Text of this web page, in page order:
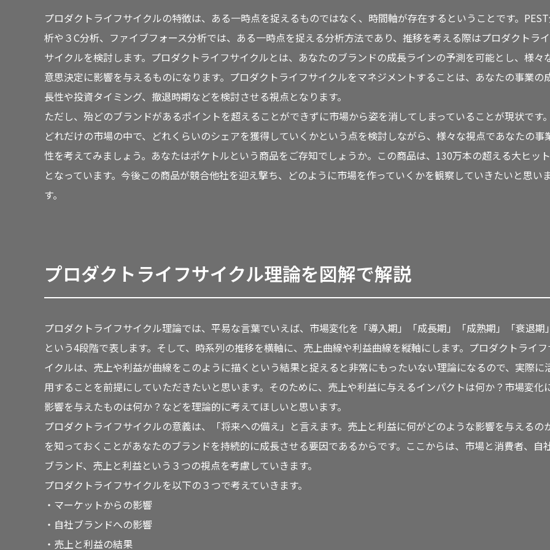
プロダクトライフサイクルの特徴は、ある一時点を捉えるものではなく、時間軸が存在するということです。
析や３C分析、ファイブフォース分析では、ある一時点を捉える分析方法であり、推移を考える際はプロダクトラ
サイクルを検討します。プロダクトライフサイクルとは、あなたのブランドの成長ラインの予測を可能とし、様々
意思決定に影響を与えるものになります。プロダクトライフサイクルをマネジメントすることは、あなたの事業の
長性や投資タイミング、撤退時期などを検討させる視点となります。
ただし、殆どのブランドがあるポイントを超えることができずに市場から姿を消してしまっていることが現状です。
どれだけの市場の中で、どれくらいのシェアを獲得していくかという点を検討しながら、様々な視点であなたの事
性を考えてみましょう。あなたはポケトルという商品をご存知でしょうか。この商品は、130万本の超える大ヒット
となっています。今後この商品が競合他社を迎え撃ち、どのように市場を作っていくかを観察していきたいと思い
す。
プロダクトライフサイクル理論を図解で解説
プロダクトライフサイクル理論では、平易な言葉でいえば、市場変化を「導入期」「成長期」「成熟期」「衰退期」
という4段階で表します。そして、時系列の推移を横軸に、売上曲線や利益曲線を縦軸にします。プロダクトライ
イクルは、売上や利益が曲線をこのように描くという結果と捉えると非常にもったいない理論になるので、実際に
用することを前提にしていただきたいと思います。そのために、売上や利益に与えるインパクトは何か？市場変化
影響を与えたものは何か？などを理論的に考えてほしいと思います。
プロダクトライフサイクルの意義は、「将来への備え」と言えます。売上と利益に何がどのような影響を与えるの
を知っておくことがあなたのブランドを持続的に成長させる要因であるからです。ここからは、市場と消費者、自
ブランド、売上と利益という３つの視点を考慮していきます。
プロダクトライフサイクルを以下の３つで考えていきます。
・マーケットからの影響
・自社ブランドへの影響
・売上と利益の結果